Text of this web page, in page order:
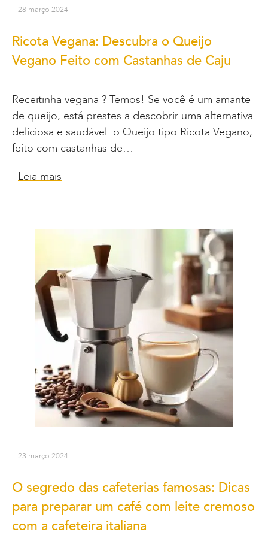
28 março 2024
Ricota Vegana: Descubra o Queijo
Vegano Feito com Castanhas de Caju
Receitinha vegana ? Temos! Se você é um amante
de queijo, está prestes a descobrir uma alternativa
deliciosa e saudável: o Queijo tipo Ricota Vegano,
feito com castanhas de…
Leia mais
23 março 2024
O segredo das cafeterias famosas: Dicas
para preparar um café com leite cremoso
com a cafeteira italiana